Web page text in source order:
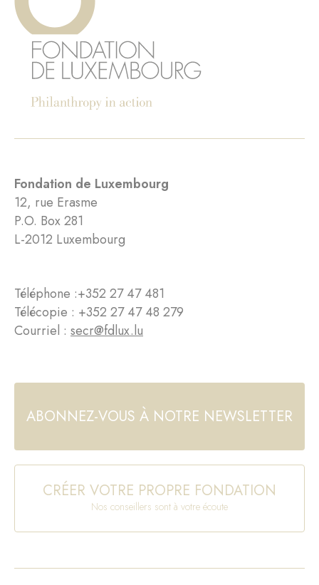
Fondation de Luxembourg
12, rue Erasme
P.O. Box 281
L-2012 Luxembourg
Téléphone :+352 27 47 481
Télécopie : +352 27 47 48 279
Courriel : secr@fdlux.lu
ABONNEZ-VOUS À NOTRE NEWSLETTER
CRÉER VOTRE PROPRE FONDATION
Nos conseillers sont à votre écoute